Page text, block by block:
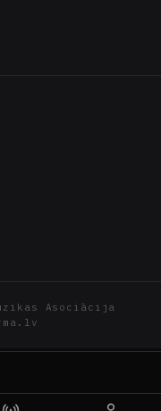
Asociācija